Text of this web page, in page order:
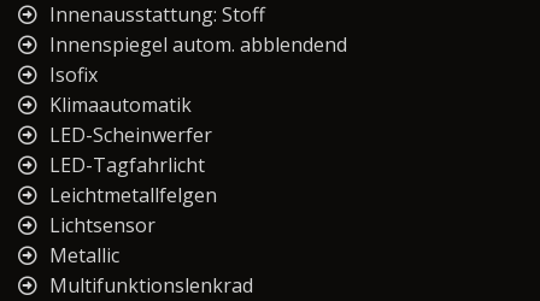
Innenausstattung: Stoff
Innenspiegel autom. abblendend
Isofix
Klimaautomatik
LED-Scheinwerfer
LED-Tagfahrlicht
Leichtmetallfelgen
Lichtsensor
Metallic
Multifunktionslenkrad